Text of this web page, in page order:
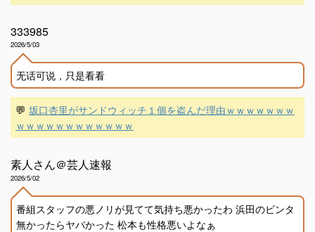
333985
2026/5/03
无话可说，只是看看
💬 坂口杏里がサンドウィッチ１個を盗んだ理由ｗｗｗｗｗｗｗ
ｗｗｗｗｗｗｗｗｗｗｗｗ
素人さん＠芸人速報
2026/5/02
番組スタッフの悪ノリが見てて気持ち悪かったわ 浜田のビンタ
無かったらヤバかった 松本も性格悪いよなぁ